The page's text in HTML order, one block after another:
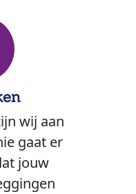
wij aan
gaat er
jouw